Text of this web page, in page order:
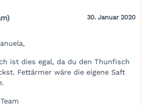
30. Januar 2020
ist dies egal, da du den Thunfisch
Fettärmer wäre die eigene Saft